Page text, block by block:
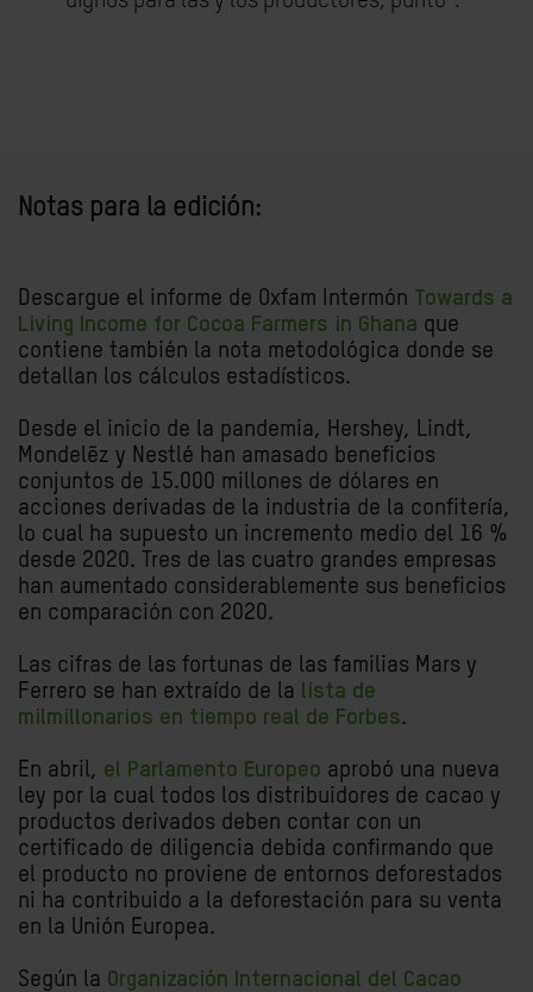
Notas para la edición:
Descargue el informe de Oxfam Intermón Towards a
Living Income for Cocoa Farmers in Ghana que
contiene también la nota metodológica donde se
detallan los cálculos estadísticos.
Desde el inicio de la pandemia, Hershey, Lindt,
Mondelēz y Nestlé han amasado beneficios
conjuntos de 15.000 millones de dólares en
acciones derivadas de la industria de la confitería,
lo cual ha supuesto un incremento medio del 16 %
desde 2020. Tres de las cuatro grandes empresas
han aumentado considerablemente sus beneficios
en comparación con 2020.
Las cifras de las fortunas de las familias Mars y
Ferrero se han extraído de la lista de
milmillonarios en tiempo real de Forbes.
En abril, el Parlamento Europeo aprobó una nueva
ley por la cual todos los distribuidores de cacao y
productos derivados deben contar con un
certificado de diligencia debida confirmando que
el producto no proviene de entornos deforestados
ni ha contribuido a la deforestación para su venta
en la Unión Europea.
Según la Organización Internacional del Cacao